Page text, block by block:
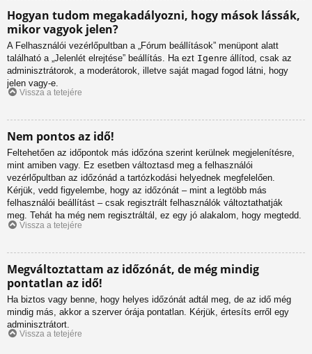
Hogyan tudom megakadályozni, hogy mások lássák,
mikor vagyok jelen?
A Felhasználói vezérlőpultban a „Fórum beállítások” menüpont alatt
található a „Jelenlét elrejtése” beállítás. Ha ezt Igenre állítod, csak az
adminisztrátorok, a moderátorok, illetve saját magad fogod látni, hogy
jelen vagy-e.
Vissza a tetejére
Nem pontos az idő!
Feltehetően az időpontok más időzóna szerint kerülnek megjelenítésre,
mint amiben vagy. Ez esetben változtasd meg a felhasználói
vezérlőpultban az időzónád a tartózkodási helyednek megfelelően.
Kérjük, vedd figyelembe, hogy az időzónát – mint a legtöbb más
felhasználói beállítást – csak regisztrált felhasználók változtathatják
meg. Tehát ha még nem regisztráltál, ez egy jó alakalom, hogy megtedd.
Vissza a tetejére
Megváltoztattam az időzónát, de még mindig
pontatlan az idő!
Ha biztos vagy benne, hogy helyes időzónát adtál meg, de az idő még
mindig más, akkor a szerver órája pontatlan. Kérjük, értesíts erről egy
adminisztrátort.
Vissza a tetejére